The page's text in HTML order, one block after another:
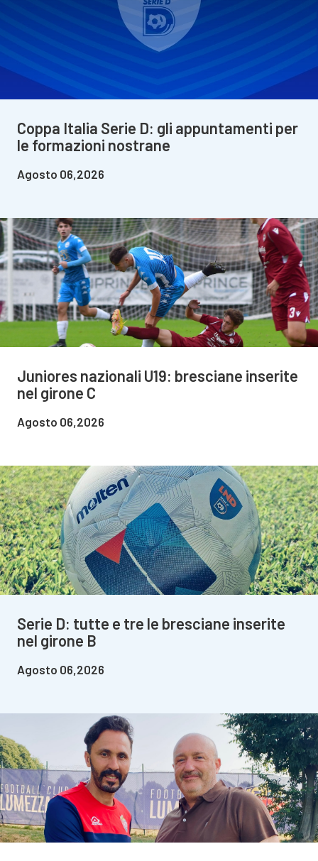
Coppa Italia Serie D: gli appuntamenti per
le formazioni nostrane
Agosto 06,2026
Juniores nazionali U19: bresciane inserite
nel girone C
Agosto 06,2026
Serie D: tutte e tre le bresciane inserite
nel girone B
Agosto 06,2026